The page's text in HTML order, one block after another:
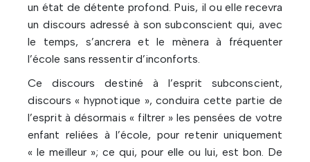
un état de détente profond. Puis, il ou elle recevra
un discours adressé à son subconscient qui, avec
le temps, s’ancrera et le mènera à fréquenter
l’école sans ressentir d’inconforts.
Ce discours destiné à l’esprit subconscient,
discours « hypnotique », conduira cette partie de
l’esprit à désormais « filtrer » les pensées de votre
enfant reliées à l’école, pour retenir uniquement
« le meilleur »; ce qui, pour elle ou lui, est bon. De